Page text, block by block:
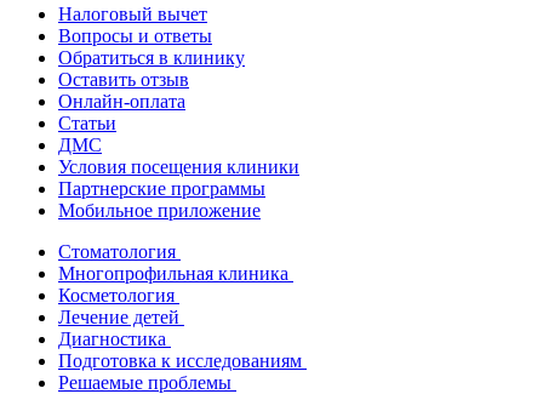
Налоговый вычет
Вопросы и ответы
Обратиться в клинику
Оставить отзыв
Онлайн-оплата
Статьи
ДМС
Условия посещения клиники
Партнерские программы
Мобильное приложение
Стоматология
Многопрофильная клиника
Косметология
Лечение детей
Диагностика
Подготовка к исследованиям
Решаемые проблемы